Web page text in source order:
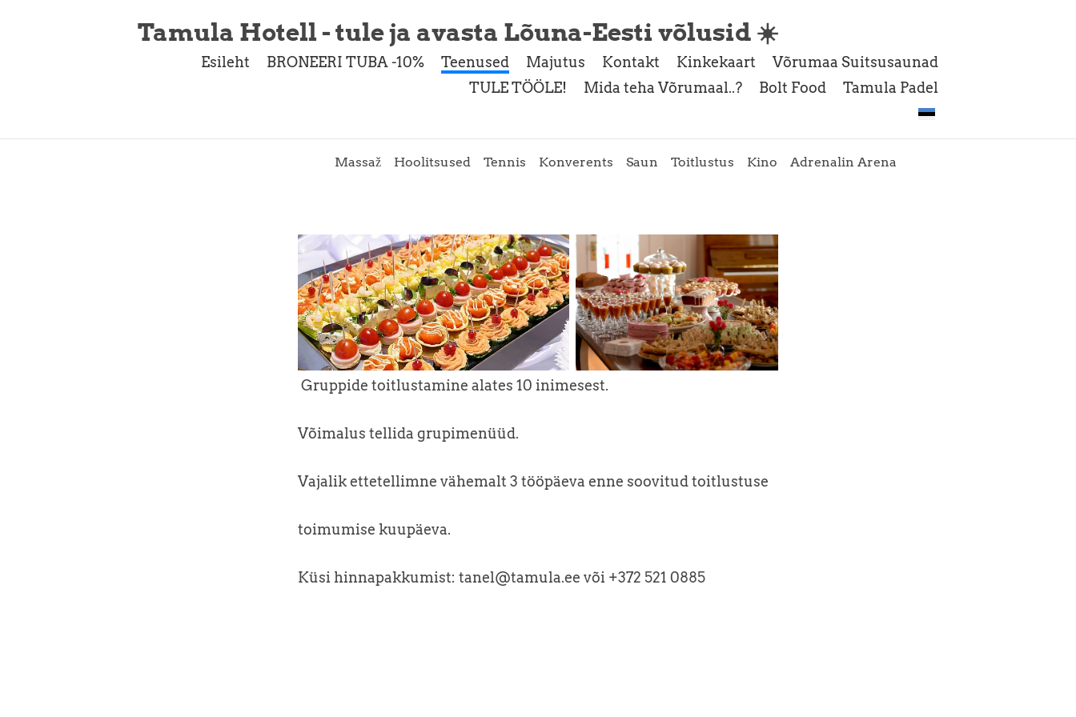
Tamula Hotell - tule ja avasta Lõuna-Eesti võlusid ☀️
Esileht BRONEERI TUBA -10% Teenused Majutus Kontakt Kinkekaart
Võrumaa Suitsusaunad
TULE TÖÖLE!
Mida teha Võrumaal..? Bolt Food Tamula Padel
Massaž Hoolitsused Tennis Konverents Saun Toitlustus Kino Adrenalin Arena
Gruppide toitlustamine alates 10 inimesest.
Võimalus tellida grupimenüüd.
Vajalik ettetellimne vähemalt 3 tööpäeva enne soovitud toitlustuse
toimumise kuupäeva.
Küsi hinnapakkumist: tanel@tamula.ee või +372 521 0885